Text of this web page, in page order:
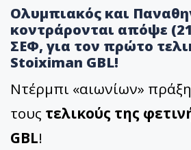
Ολυμπιακός και
κοντράρονται απόψε
ΣΕΦ, για τον πρώτο
Stoiximan GBL!
Ντέρμπι «αιωνίων»
τους τελικούς της
GBL!